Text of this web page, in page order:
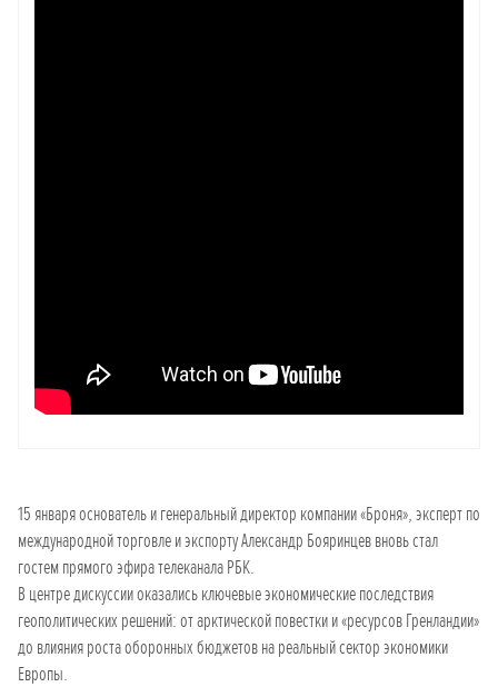
15 января основатель и генеральный директор компании «Броня», эксперт по
международной торговле и экспорту Александр Бояринцев вновь стал
гостем прямого эфира телеканала РБК.
В центре дискуссии оказались ключевые экономические последствия
геополитических решений: от арктической повестки и «ресурсов Гренландии»
до влияния роста оборонных бюджетов на реальный сектор экономики
Европы.